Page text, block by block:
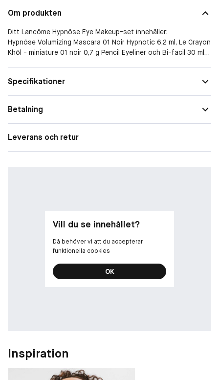
Om produkten
Ditt Lancôme Hypnôse Eye Makeup-set innehåller:
Hypnôse Volumizing Mascara 01 Noir Hypnotic 6,2 ml, Le Crayon
Khôl - miniature 01 noir 0,7 g Pencil Eyeliner och Bi-facil 30 ml
Specifikationer
Betalning
Leverans och retur
Vill du se innehållet?
Då behöver vi att du accepterar
funktionella cookies
OK
Inspiration